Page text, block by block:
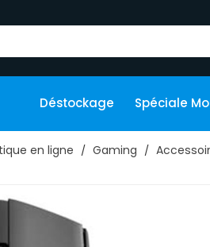
Déstockage Spéciale
en ligne Gaming